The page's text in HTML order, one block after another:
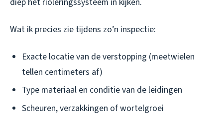
Wat ik precies zie tijdens zo’n inspectie:
Exacte locatie van de verstopping (meetwielen
tellen centimeters af)
Type materiaal en conditie van de leidingen
Scheuren, verzakkingen of wortelgroei